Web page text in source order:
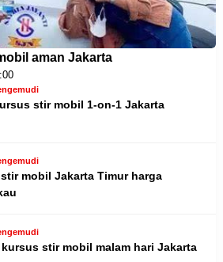
aman Jakarta
stir mobil 1-on-1 Jakarta
mobil Jakarta Timur harga
kursus stir mobil malam hari Jakarta